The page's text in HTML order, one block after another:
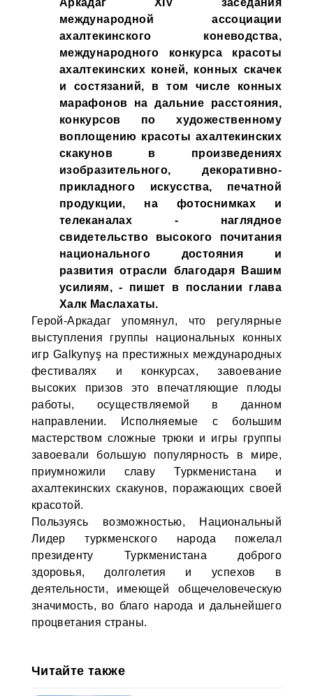
Аркадаг XIV заседания
международной ассоциации
ахалтекинского коневодства,
международного конкурса красоты
ахалтекинских коней, конных скачек
и состязаний, в том числе конных
марафонов на дальние расстояния,
конкурсов по художественному
воплощению красоты ахалтекинских
скакунов в произведениях
изобразительного, декоративно-
прикладного искусства, печатной
продукции, на фотоснимках и
телеканалах - наглядное
свидетельство высокого почитания
национального достояния и
развития отрасли благодаря Вашим
усилиям, - пишет в послании глава
Халк Маслахаты.
Герой-Аркадаг упомянул, что регулярные
выступления группы национальных конных
игр Galkynyş на престижных международных
фестивалях и конкурсах, завоевание
высоких призов это впечатляющие плоды
работы, осуществляемой в данном
направлении. Исполняемые с большим
мастерством сложные трюки и игры группы
завоевали большую популярность в мире,
приумножили славу Туркменистана и
ахалтекинских скакунов, поражающих своей
красотой.
Пользуясь возможностью, Национальный
Лидер туркменского народа пожелал
президенту Туркменистана доброго
здоровья, долголетия и успехов в
деятельности, имеющей общечеловеческую
значимость, во благо народа и дальнейшего
процветания страны.
Читайте также